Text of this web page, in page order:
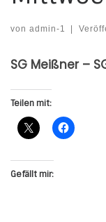
von admin-1
SG Meißner –
Teilen mit:
Gefällt mir: